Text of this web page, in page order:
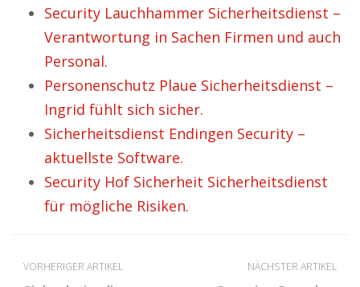
Security Lauchhammer Sicherheitsdienst –
Verantwortung in Sachen Firmen und auch
Personal.
Personenschutz Plaue Sicherheitsdienst –
Ingrid fühlt sich sicher.
Sicherheitsdienst Endingen Security –
aktuellste Software.
Security Hof Sicherheit Sicherheitsdienst
für mögliche Risiken.
VORHERIGER ARTIKEL NÄCHSTER ARTIKEL